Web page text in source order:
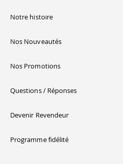
Notre histoire
Nos Nouveautés
Nos Promotions
Questions / Réponses
Devenir Revendeur
Programme fidélité